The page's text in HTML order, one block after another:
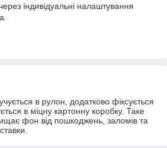
індивідуальні налаштування
в рулон, додатково фіксується
в міцну картонну коробку. Таке
фон від пошкоджень, заломів та